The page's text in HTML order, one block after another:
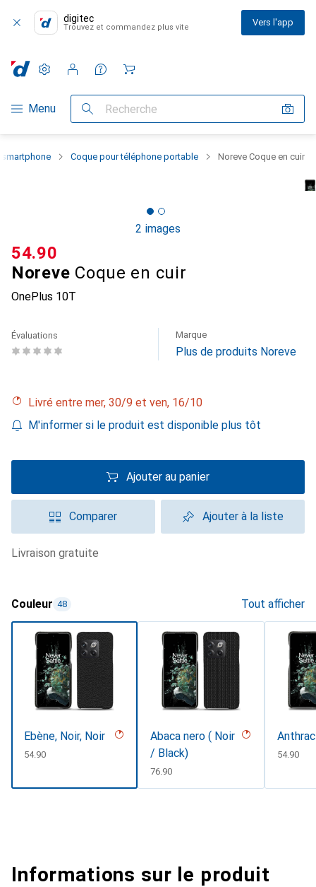
digitec
Trouvez et commandez plus vite Vers l'app
Navigation par catégorie
Menu Recherche
Paramètres
Compte client
Listes de comparaison
Listes d'envies
Panier
Coque pour téléphone portable Noreve Coque en cuir
2 images
Noreve Coque en cuir
OnePlus 10T
CHF
54.90
Évaluations Marque
Plus de produits Noreve
Livré entre mer, 30/9 et ven, 16/10
M'informer si le produit est disponible plus tôt
Ajouter au panier
Comparer Ajouter à la liste
livraison gratuite
Couleur 48 Tout afficher
Ebène, Noir, Noir
CHF
54.90
Abaca nero ( Noir
/ Black)
CHF
76.90
CHF
54.90
Informations sur le produit